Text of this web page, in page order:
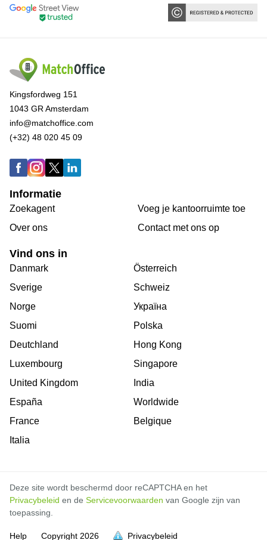
Kingsfordweg 151
1043 GR Amsterdam
info@matchoffice.com
(+32) 48 020 45 09
Informatie
Zoekagent
Over ons
Voeg je kantoorruimte toe
Сontact met ons op
Vind ons in
Danmark
Sverige
Norge
Suomi
Deutchland
Luxembourg
United Kingdom
España
France
Italia
Österreich
Schweiz
Україна
Polska
Hong Kong
Singapore
India
Worldwide
Belgique
Deze site wordt beschermd door reCAPTCHA en het
Privacybeleid en de Servicevoorwaarden van Google zijn van
toepassing.
Help Copyright 2026 Privacybeleid